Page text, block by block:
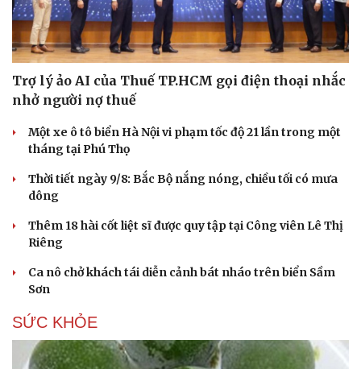
Trợ lý ảo AI của Thuế TP.HCM gọi điện thoại nhắc
nhở người nợ thuế
Một xe ô tô biển Hà Nội vi phạm tốc độ 21 lần trong một
tháng tại Phú Thọ
Thời tiết ngày 9/8: Bắc Bộ nắng nóng, chiều tối có mưa
dông
Thêm 18 hài cốt liệt sĩ được quy tập tại Công viên Lê Thị
Riêng
Ca nô chở khách tái diễn cảnh bát nháo trên biển Sầm
Sơn
SỨC KHỎE